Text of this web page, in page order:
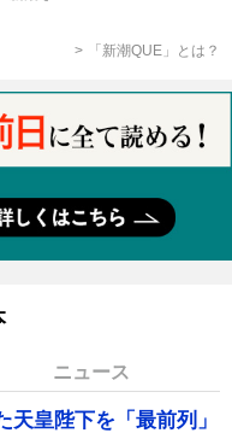
「新潮QUE」とは？
ニュース
皇陛下を「最前列」